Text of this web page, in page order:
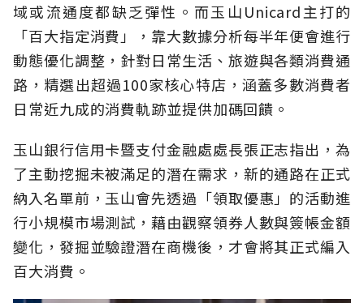
域或流通度都缺乏彈性。而玉山Unicard主打的
「百大指定消費」，靠大數據分析每半年便會進行
動態優化調整，針對日常生活、旅遊與各類消費通
路，精選出超過100家核心特店，涵蓋多數消費者
日常近九成的消費軌跡並提供加碼回饋。
玉山銀行信用卡暨支付金融處處長張正志指出，為
了主動挖掘未被滿足的潛在需求，新的通路在正式
納入名單前，玉山會先透過「領取優惠」的活動進
行小規模市場測試，藉由觀察領券人數與簽帳金額
變化，發掘並驗證潛在商機後，才會將其正式編入
百大消費。